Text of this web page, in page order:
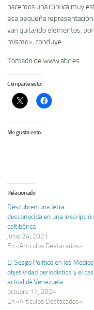
hacemos una rúbrica muy
esa pequeña
van quitando elementos,
mismo», concluye.
Tomado de www.abc.es
Comparte esto:
Me gusta esto:
Relacionado
Descubren una letra
desconocida en una inscripción
celtibérica
junio 24, 2021
En «Artículos Destacados»
El Sesgo Político en los
objetividad periodística y el
actual de Venezuela
octubre 17, 2024
En «Artículos Destacados»